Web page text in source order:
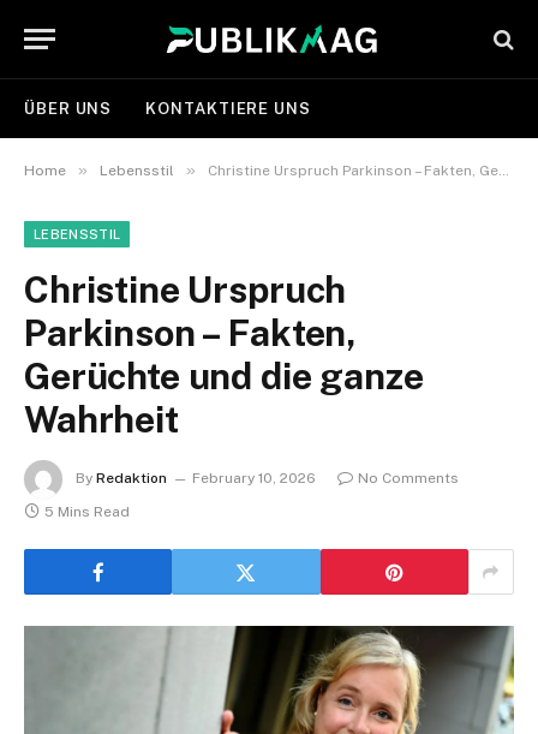
ÜBER UNS KONTAKTIERE UNS
Home » Lebensstil » Christine Urspruch Parkinson – Fakten, Gerüchte und die ganze Wahrheit
LEBENSSTIL
Christine Urspruch
Parkinson – Fakten,
Gerüchte und die ganze
Wahrheit
By Redaktion February 10, 2026
No Comments
5 Mins Read